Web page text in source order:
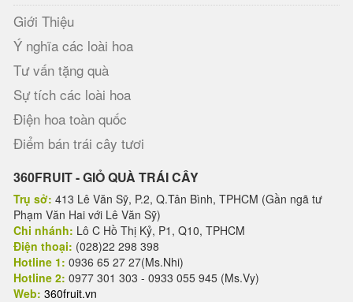
Giới Thiệu
Ý nghĩa các loài hoa
Tư vấn tặng quà
Sự tích các loài hoa
Điện hoa toàn quốc
Điểm bán trái cây tươi
360FRUIT - GIỎ QUÀ TRÁI CÂY
Trụ sở: 413 Lê Văn Sỹ, P.2, Q.Tân Bình, TPHCM (Gần ngã tư
Phạm Văn Hai với Lê Văn Sỹ)
Chi nhánh: Lô C Hồ Thị Kỷ, P1, Q10, TPHCM
Điện thoại: (028)22 298 398
Hotline 1: 0936 65 27 27(Ms.Nhi)
Hotline 2: 0977 301 303 - 0933 055 945 (Ms.Vy)
Web: 360fruit.vn